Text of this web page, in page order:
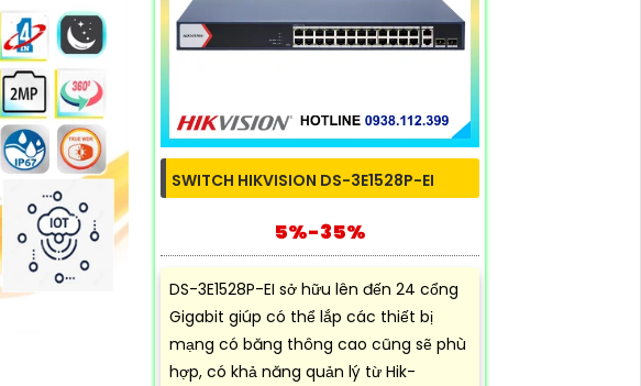
SWITCH HIKVISION DS-3E1528P-EI
5%-35%
DS-3E1528P-EI sở hữu lên đến 24 cổng
Gigabit giúp có thể lắp các thiết bị
mạng có băng thông cao cũng sẽ phù
hợp, có khả năng quản lý từ Hik-